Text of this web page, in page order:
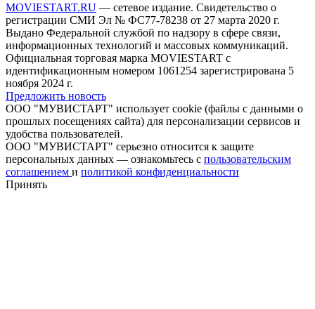
MOVIESTART.RU — сетевое издание. Свидетельство о
регистрации СМИ Эл № ФС77-78238 от 27 марта 2020 г.
Выдано Федеральной службой по надзору в сфере связи,
информационных технологий и массовых коммуникаций.
Официальная торговая марка MOVIESTART с
идентификационным номером 1061254 зарегистрирована 5
ноября 2024 г.
Предложить новость
ООО "МУВИСТАРТ" использует cookie (файлы с данными о
прошлых посещениях сайта) для персонализации сервисов и
удобства пользователей.
ООО "МУВИСТАРТ" серьезно относится к защите
персональных данных — ознакомьтесь с пользовательским
соглашением и политикой конфиденциальности
Принять